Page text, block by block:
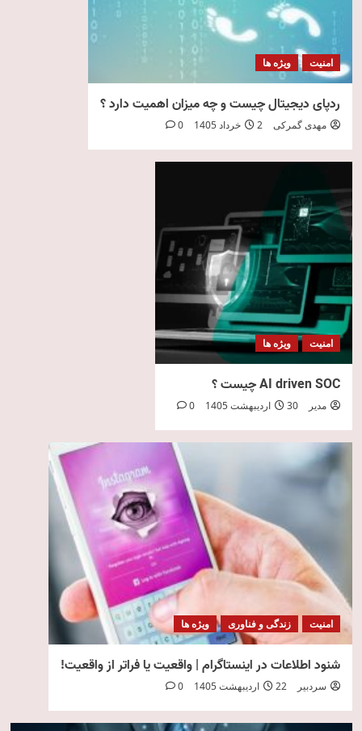
امنیت ویژه ها
ردپای دیجیتال چیست و چه میزان اهمیت دارد ؟
مهدی گمرکی 2 خرداد 1405 0
امنیت ویژه ها
AI driven SOC چیست ؟
مدیر 30 اردیبهشت 1405 0
امنیت زندگی و فناوری ویژه ها
شنود اطلاعات در اینستاگرام | واقعیت یا فراتر از واقعیت!
سردبیر 22 اردیبهشت 1405 0